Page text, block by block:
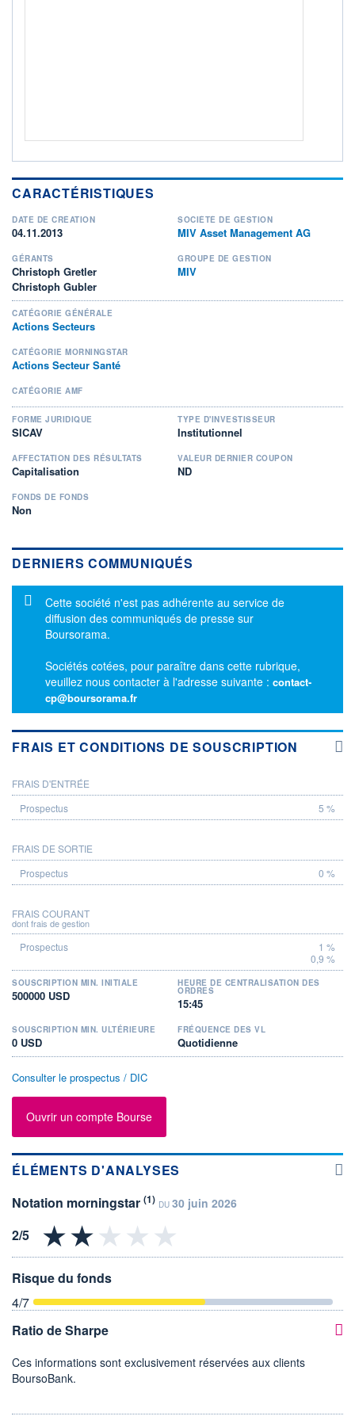
CARACTÉRISTIQUES
DATE DE CRÉATION
04.11.2013
SOCIÉTÉ DE GESTION
MIV Asset Management AG
GÉRANTS
Christoph Gretler
Christoph Gubler
GROUPE DE GESTION
MIV
CATÉGORIE GÉNÉRALE
Actions Secteurs
CATÉGORIE MORNINGSTAR
Actions Secteur Santé
CATÉGORIE AMF
FORME JURIDIQUE
SICAV
TYPE D'INVESTISSEUR
Institutionnel
AFFECTATION DES RÉSULTATS
Capitalisation
VALEUR DERNIER COUPON
ND
FONDS DE FONDS
Non
DERNIERS COMMUNIQUÉS
Message d'information
Cette société n'est pas adhérente au service de
diffusion des communiqués de presse sur
Boursorama.
Sociétés cotées, pour paraître dans cette rubrique,
veuillez nous contacter à l'adresse suivante : contact-
cp@boursorama.fr
FRAIS ET CONDITIONS DE SOUSCRIPTION
PROSPECTUS
FRAIS D'ENTRÉE
5 %
FRAIS DE SORTIE
0 %
FRAIS COURANT
dont frais de gestion
1 %
0,9 %
SOUSCRIPTION MIN. INITIALE
500000 USD
HEURE DE CENTRALISATION DES
ORDRES
15:45
SOUSCRIPTION MIN. ULTÉRIEURE
0 USD
FRÉQUENCE DES VL
Quotidienne
Consulter le prospectus / DIC
Ouvrir un compte Bourse
ÉLÉMENTS D'ANALYSES
Notation morningstar (1) DU 30 juin 2026
Risque du fonds
4/7
Ratio de Sharpe
Ces informations sont exclusivement réservées aux clients
BoursoBank.